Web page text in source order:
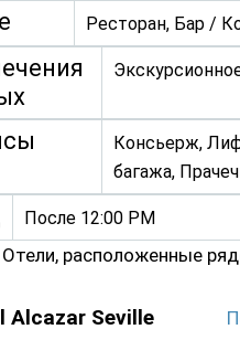
Ресторан, Бар /
Консьерж,
багажа,
После 12:00 PM
расположенные
Alcazar Seville